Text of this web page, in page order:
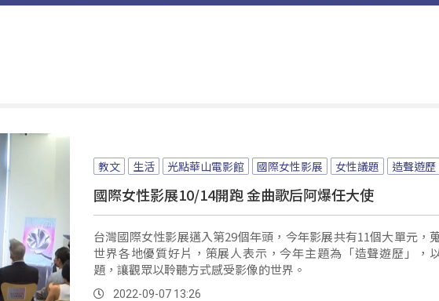
教文 生活 光點華山電影館 國際女性影展 女性議題 造聲遊歷
國際女性影展10/14開跑 金曲歌后阿爆任大使
台灣國際女性影展邁入第29個年頭，今年影展共有11個大單元，
世界各地優質好片，策展人表示，今年主題為「造聲遊歷」，
題，讓觀眾以聆聽方式感受影像的世界。
2022-09-07 13:26